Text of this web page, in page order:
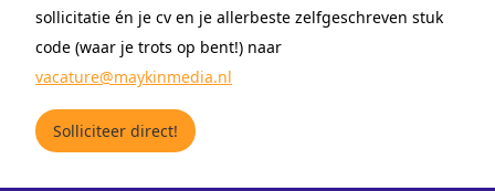
sollicitatie én je cv en je allerbeste zelfgeschreven stuk
code (waar je trots op bent!) naar
vacature@maykinmedia.nl
Solliciteer direct!